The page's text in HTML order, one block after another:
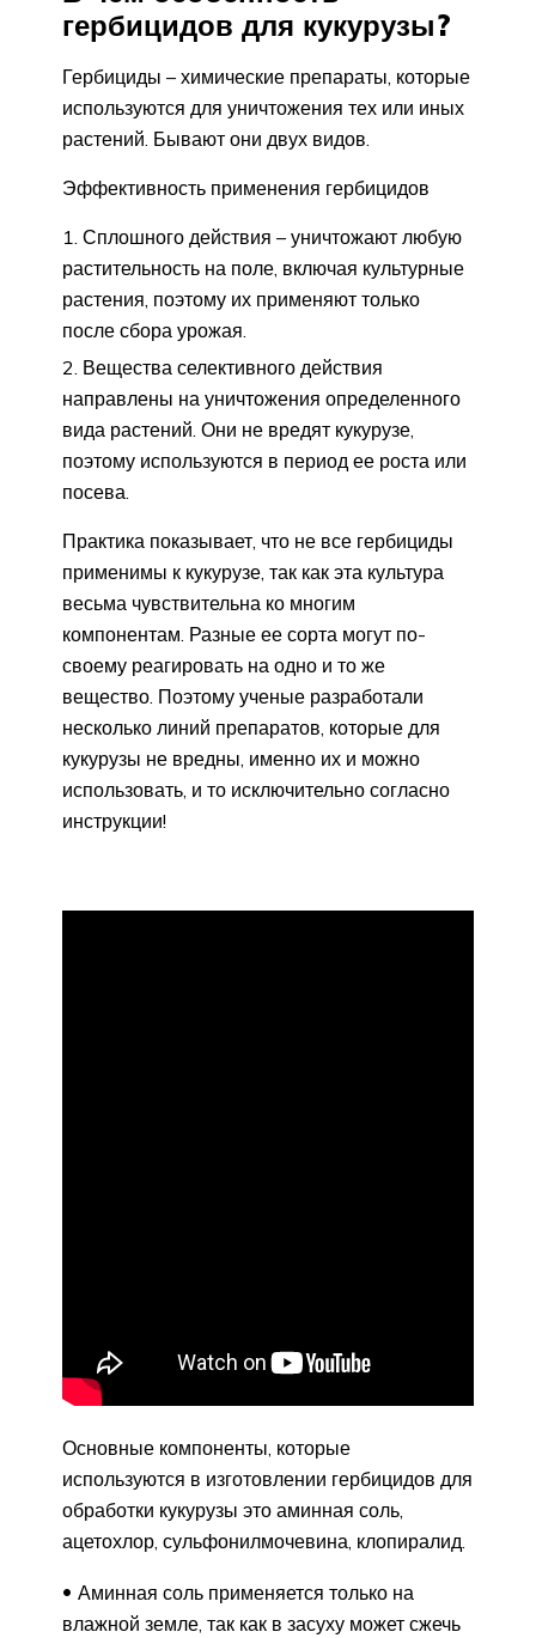
гербицидов для кукурузы?
Гербициды – химические препараты, которые
используются для уничтожения тех или иных
растений. Бывают они двух видов.
Эффективность применения гербицидов
Сплошного действия – уничтожают любую
растительность на поле, включая культурные
растения, поэтому их применяют только
после сбора урожая.
Вещества селективного действия
направлены на уничтожения определенного
вида растений. Они не вредят кукурузе,
поэтому используются в период ее роста или
посева.
Практика показывает, что не все гербициды
применимы к кукурузе, так как эта культура
весьма чувствительна ко многим
компонентам. Разные ее сорта могут по-
своему реагировать на одно и то же
вещество. Поэтому ученые разработали
несколько линий препаратов, которые для
кукурузы не вредны, именно их и можно
использовать, и то исключительно согласно
инструкции!
Основные компоненты, которые
используются в изготовлении гербицидов для
обработки кукурузы это аминная соль,
ацетохлор, сульфонилмочевина, клопиралид.
Аминная соль применяется только на
влажной земле, так как в засуху может сжечь